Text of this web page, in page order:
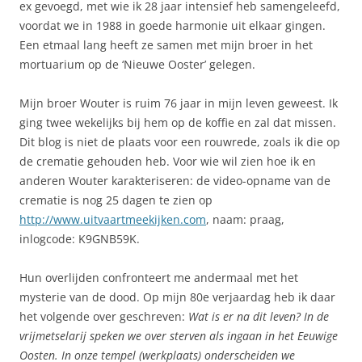
ex gevoegd, met wie ik 28 jaar intensief heb samengeleefd,
voordat we in 1988 in goede harmonie uit elkaar gingen.
Een etmaal lang heeft ze samen met mijn broer in het
mortuarium op de ‘Nieuwe Ooster’ gelegen.
Mijn broer Wouter is ruim 76 jaar in mijn leven geweest. Ik
ging twee wekelijks bij hem op de koffie en zal dat missen.
Dit blog is niet de plaats voor een rouwrede, zoals ik die op
de crematie gehouden heb. Voor wie wil zien hoe ik en
anderen Wouter karakteriseren: de video-opname van de
crematie is nog 25 dagen te zien op
http://www.uitvaartmeekijken.com, naam: praag,
inlogcode: K9GNB59K.
Hun overlijden confronteert me andermaal met het
mysterie van de dood. Op mijn 80e verjaardag heb ik daar
het volgende over geschreven: Wat is er na dit leven? In de
vrijmetselarij speken we over sterven als ingaan in het Eeuwige
Oosten. In onze tempel (werkplaats) onderscheiden we